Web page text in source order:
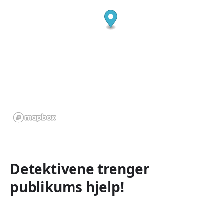
Detektivene trenger
publikums hjelp!